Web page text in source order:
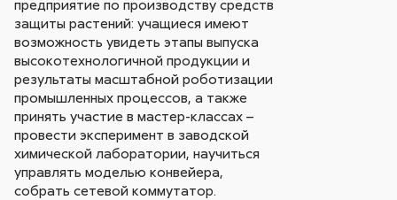
предприятие по производству средств
защиты растений: учащиеся имеют
возможность увидеть этапы выпуска
высокотехнологичной продукции и
результаты масштабной роботизации
промышленных процессов, а также
принять участие в мастер-классах –
провести эксперимент в заводской
химической лаборатории, научиться
управлять моделью конвейера,
собрать сетевой коммутатор.